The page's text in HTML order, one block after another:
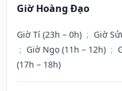
Giờ Hoàng Đạo
Giờ Tí (23h – 0h) ; Giờ
; Giờ Ngọ (11h – 12h) ;
(17h – 18h)